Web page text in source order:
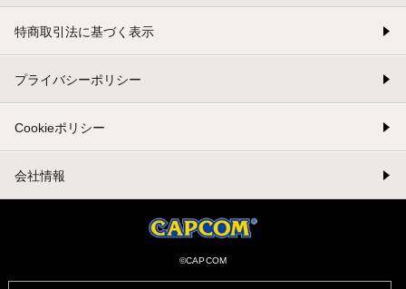
特商取引法に基づく表示
プライバシーポリシー
Cookieポリシー
会社情報
©CAPCOM